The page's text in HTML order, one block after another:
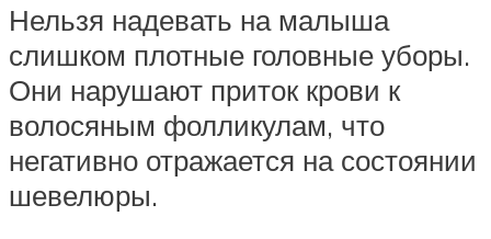
Нельзя надевать на малыша
слишком плотные головные уборы.
Они нарушают приток крови к
волосяным фолликулам, что
негативно отражается на состоянии
шевелюры.